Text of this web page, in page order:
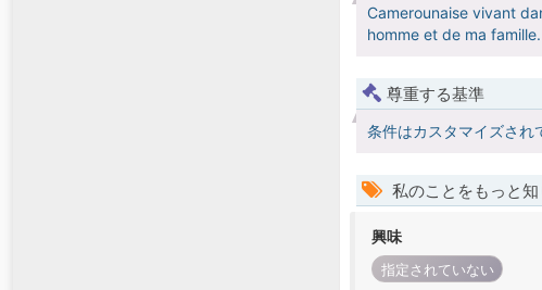
Camerounaise vivant
homme et de ma
尊重する基準
条件はカスタマイズされ
私のことをもっと
興味
指定されていない